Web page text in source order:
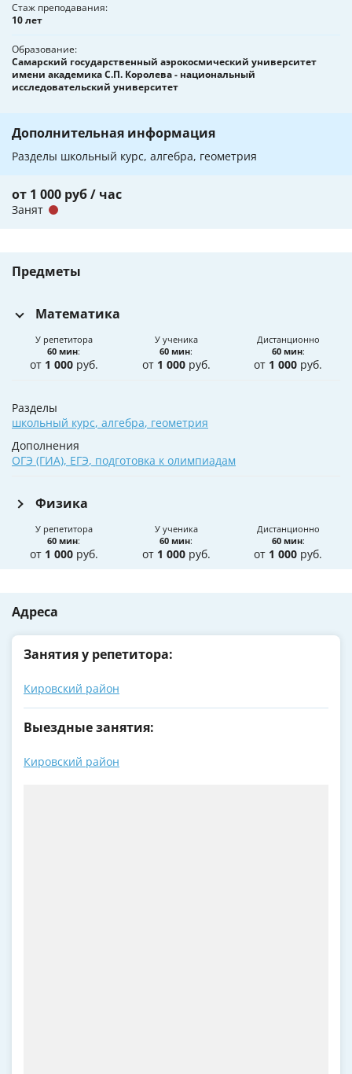
Стаж преподавания
10 лет
Образование
Самарский государственный аэрокосмический университет
имени академика С.П. Королева - национальный
исследовательский университет
Дополнительная информация
Разделы школьный курс, алгебра, геометрия
от 1 000 руб / час
Занят
Предметы
Математика
У репетитора
60 мин:
от 1 000руб.
У ученика
60 мин:
от 1 000руб.
Дистанционно
60 мин:
от 1 000 руб.
Разделы
школьный курс, алгебра, геометрия
Дополнения
ОГЭ (ГИА), ЕГЭ, подготовка к олимпиадам
Физика
У репетитора
60 мин:
от 1 000руб.
У ученика
60 мин:
от 1 000руб.
Дистанционно
60 мин:
от 1 000 руб.
Адреса
Занятия у репетитора:
Кировский район
Выездные занятия:
Кировский район